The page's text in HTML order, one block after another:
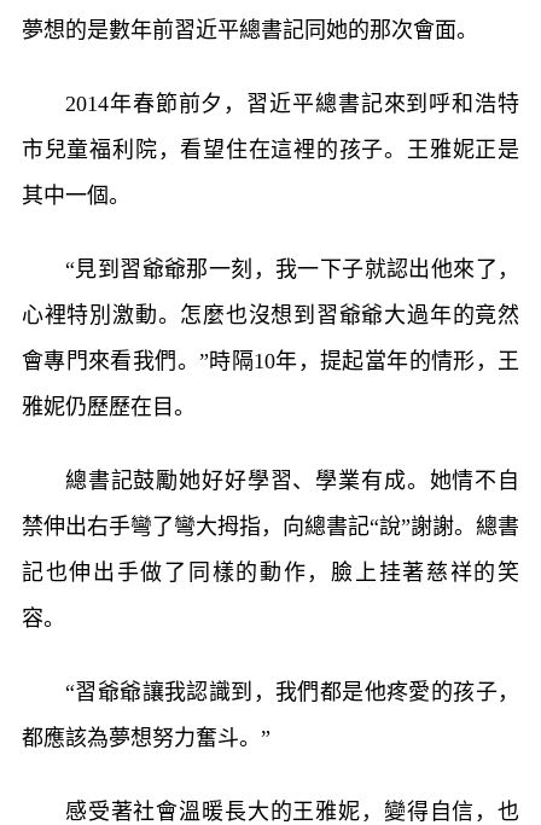
夢想的是數年前習近平總書記同她的那次會面。
2014年春節前夕，習近平總書記來到呼和浩特
市兒童福利院，看望住在這裡的孩子。王雅妮正是
其中一個。
“見到習爺爺那一刻，我一下子就認出他來了，
心裡特別激動。怎麼也沒想到習爺爺大過年的竟然
會專門來看我們。”時隔10年，提起當年的情形，王
雅妮仍歷歷在目。
總書記鼓勵她好好學習、學業有成。她情不自
禁伸出右手彎了彎大拇指，向總書記“說”謝謝。總書
記也伸出手做了同樣的動作，臉上挂著慈祥的笑
容。
“習爺爺讓我認識到，我們都是他疼愛的孩子，
都應該為夢想努力奮斗。”
感受著社會溫暖長大的王雅妮，變得自信，也